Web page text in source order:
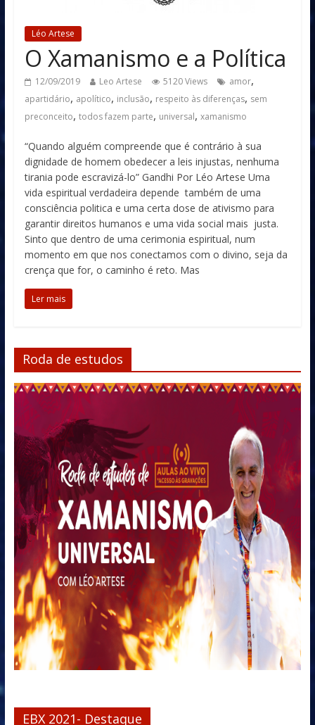
Léo Artese
O Xamanismo e a Política
12/09/2019 Leo Artese 5120 Views amor,
apartidário, apolítico, inclusão, respeito às diferenças, sem
preconceito, todos fazem parte, universal, xamanismo
“Quando alguém compreende que é contrário à sua
dignidade de homem obedecer a leis injustas, nenhuma
tirania pode escravizá-lo” Gandhi Por Léo Artese Uma
vida espiritual verdadeira depende também de uma
consciência politica e uma certa dose de ativismo para
garantir direitos humanos e uma vida social mais justa.
Sinto que dentro de uma cerimonia espiritual, num
momento em que nos conectamos com o divino, seja da
crença que for, o caminho é reto. Mas
Ler mais
Roda de estudos
EBX 2021- Destaque